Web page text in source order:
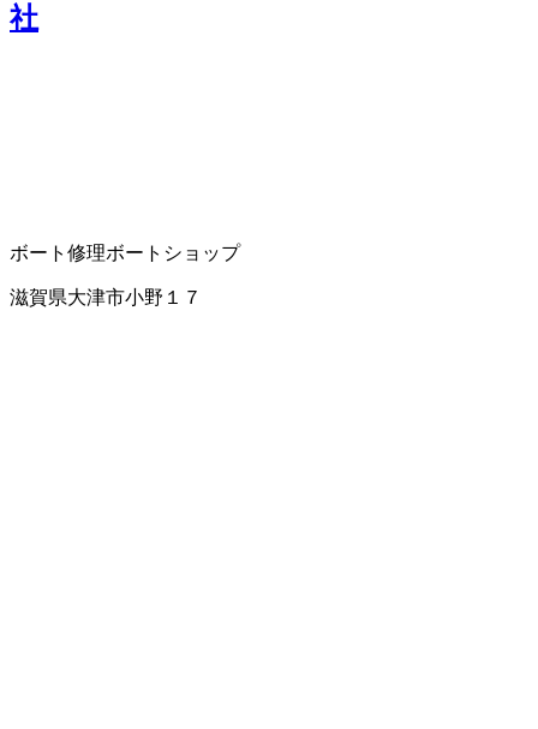
社
ボート修理ボートショップ
滋賀県大津市小野１７